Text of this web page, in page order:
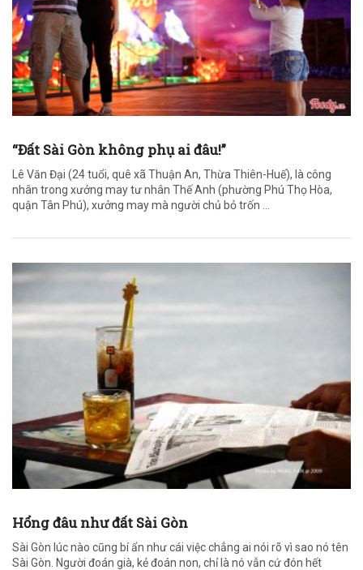
“Đất Sài Gòn không phụ ai đâu!”
Lê Văn Đại (24 tuổi, quê xã Thuận An, Thừa Thiên-Huế), là công
nhân trong xưởng may tư nhân Thế Anh (phường Phú Thọ Hòa,
quận Tân Phú), xưởng may mà người chủ bỏ trốn ...
Hổng đâu như đất Sài Gòn
Sài Gòn lúc nào cũng bí ẩn như cái việc chẳng ai nói rõ vì sao nó tên
Sài Gòn. Người đoán già, kẻ đoán non, chỉ là nó vẫn cứ đón hết